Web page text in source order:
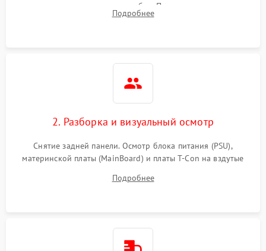
подсветки и индикаторов ошибок. Подключение тестовых
источников сигнала для выявления симптомов поломки.
Подробнее
2. Разборка и визуальный осмотр
Снятие задней панели. Осмотр блока питания (PSU),
материнской платы (MainBoard) и платы T-Con на вздутые
Проверка надежности фиксации и целостности шлейфов.
Подробнее